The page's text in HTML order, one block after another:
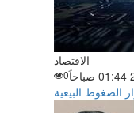
الاقتصاد
0